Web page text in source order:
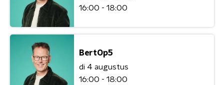
16:00 - 18:00
BertOp5
di 4 augustus
16:00 - 18:00